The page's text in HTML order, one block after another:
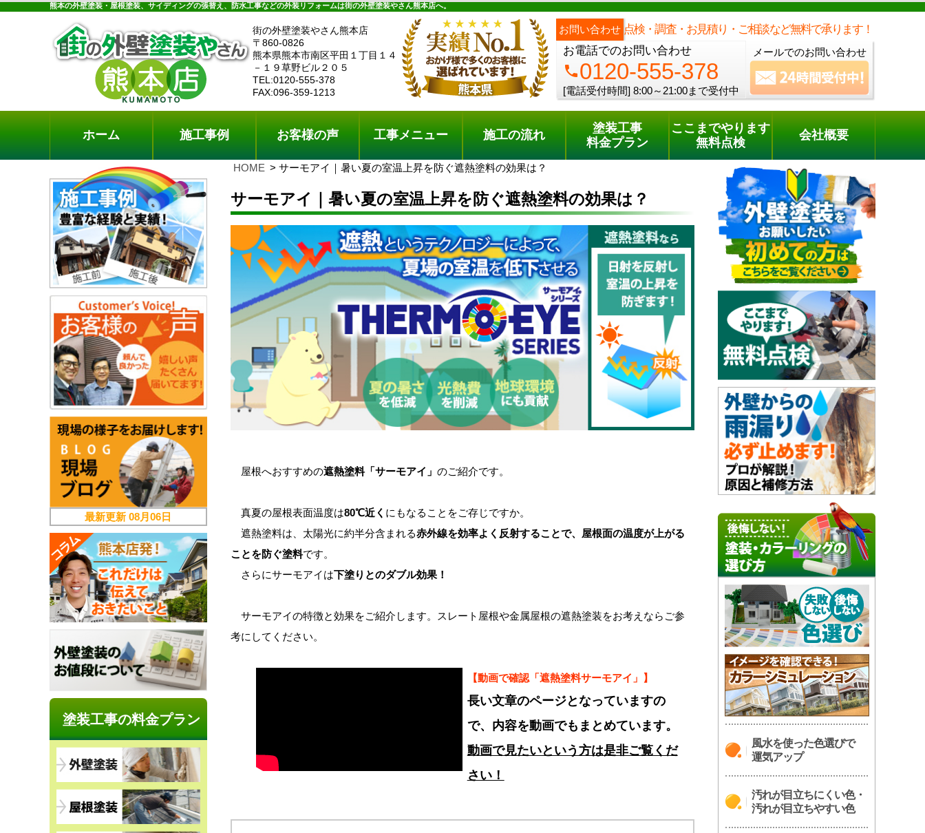
熊本の外壁塗装・屋根塗装、サイディングの張替え、防水工事などの外装リフォームは街の外壁塗装やさん熊本店へ。
街の外壁塗装やさん熊本店
〒860-0826
熊本県熊本市南区平田１丁目１４
－１９草野ビル２０５
TEL:0120-555-378
FAX:096-359-1213
お問い合わせ 点検・調査・お見積り・ご相談など無料で承ります！
お電話でのお問い合わせ
phone0120-555-378
[電話受付時間] 8:00～21:00まで受付中
メールでのお問い合わせ
料金プラン 無料点検
電話でのご相談 [8:00～21:00まで受付中]
phone0120-555-378
ホーム 施工事例 お客様の声 工事メニュー 施工の流れ
塗装工事
料金プラン
ここまでやります
無料点検
会社概要
HOME サーモアイ｜暑い夏の室温上昇を防ぐ遮熱塗料の効果は？
サーモアイ｜暑い夏の室温上昇を防ぐ遮熱塗料の効果は？
屋根へおすすめの遮熱塗料「サーモアイ」 のご紹介です。
真夏の屋根表面温度は80℃近く にもなることをご存じですか。
遮熱塗料は、太陽光に約半分含まれる赤外線を効率よく反射することで、屋根面の温度が上がる
ことを防ぐ塗料です。
さらにサーモアイは下塗りとのダブル効果！
サーモアイの特徴と効果をご紹介します。スレート屋根や金属屋根の遮熱塗装をお考えならご参
考にしてください。
【動画で確認「遮熱塗料サーモアイ」】
長い文章のページとなっていますの
で、内容を動画でもまとめています。
動画で見たいという方は是非ご覧くだ
さい！
風水を使った色選びで
運気アップ
汚れが目立ちにくい色・
汚れが目立ちやすい色
最新更新08月06日
塗装工事の料金プラン